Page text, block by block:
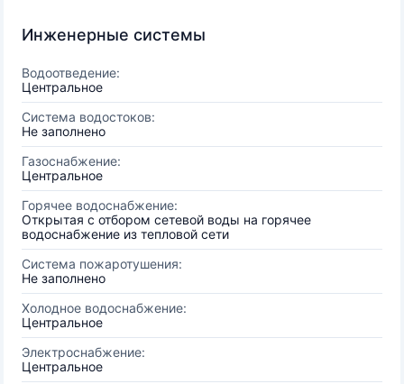
Инженерные системы
Водоотведение:
Центральное
Система водостоков:
Не заполнено
Газоснабжение:
Центральное
Горячее водоснабжение:
Открытая с отбором сетевой воды на горячее
водоснабжение из тепловой сети
Система пожаротушения:
Не заполнено
Холодное водоснабжение:
Центральное
Электроснабжение:
Центральное